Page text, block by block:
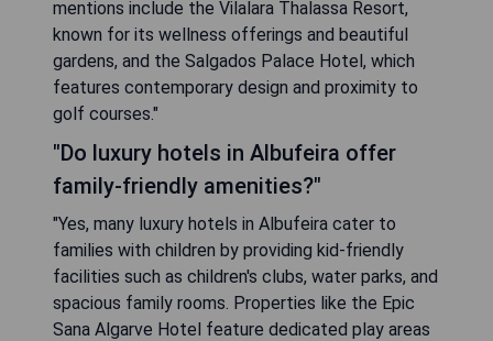
mentions include the Vilalara Thalassa Resort,
known for its wellness offerings and beautiful
gardens, and the Salgados Palace Hotel, which
features contemporary design and proximity to
golf courses."
"Do luxury hotels in Albufeira offer
family-friendly amenities?"
"Yes, many luxury hotels in Albufeira cater to
families with children by providing kid-friendly
facilities such as children's clubs, water parks, and
spacious family rooms. Properties like the Epic
Sana Algarve Hotel feature dedicated play areas